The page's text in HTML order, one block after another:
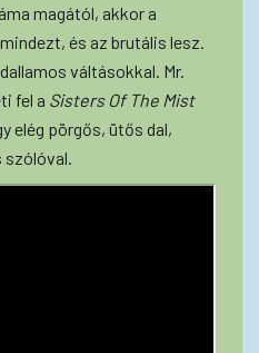
magától, akkor a
és az brutális lesz.
váltásokkal. Mr.
fel a Sisters Of The Mist
elég pörgős, ütős dal,